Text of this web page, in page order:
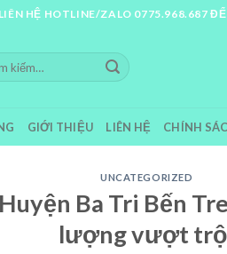
HỆ HOTLINE/ZALO 0775.968.687
GIỚI THIỆU LIÊN HỆ CHÍNH
UNCATEGORIZED
Ba Tri Bến
lượng vượt